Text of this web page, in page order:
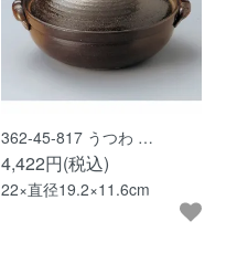
362-45-817 うつわ …
4,422円(税込)
22×直径19.2×11.6cm